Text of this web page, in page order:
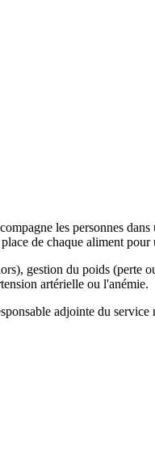
les personnes
de chaque aliment
gestion du poids (perte
artérielle ou l'anémie.
adjointe du